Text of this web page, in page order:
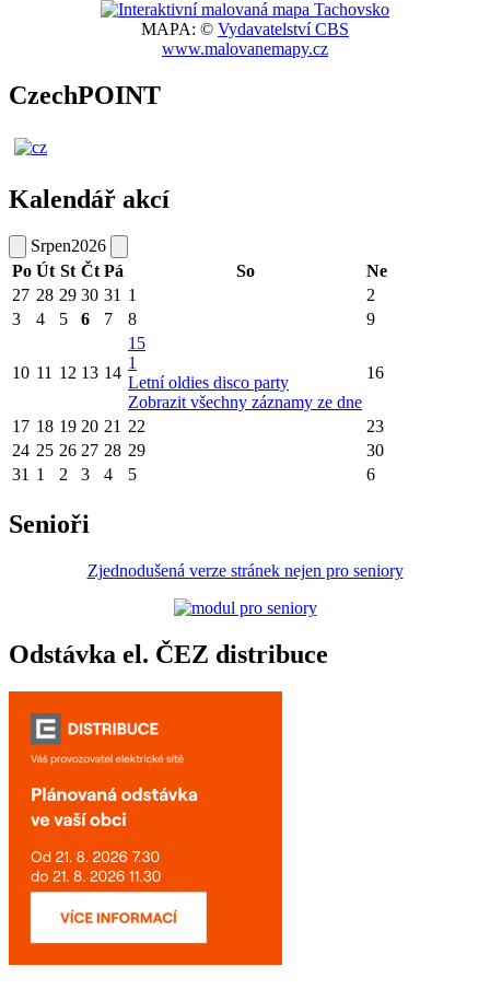
MAPA: © Vydavatelství CBS
www.malovanemapy.cz
CzechPOINT
Kalendář akcí
Srpen2026
Po Út St Čt Pá So
Ne
27 28 29 30 31 1
2
3
4 5 6 7 8 9
10 11 12 13 14
15
1
Letní oldies disco party
Zobrazit všechny záznamy ze dne
16
17 18 19 20 21 22
23
24 25 26 27 28 29
30
31 1 2 3 4 5 6
Senioři
Zjednodušená verze stránek nejen pro seniory
Odstávka el. ČEZ distribuce